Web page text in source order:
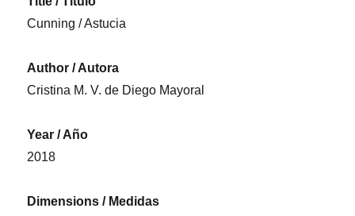
Cunning / Astucia
Author / Autora
Cristina M. V. de Diego Mayoral
Year / Año
2018
Dimensions / Medidas